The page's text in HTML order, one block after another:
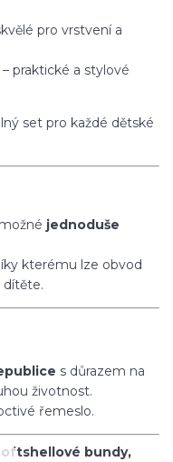
pro vrstvení a
– praktické a stylové
set pro každé dětské
jednoduše
kterému lze obvod
s důrazem na
životnost.
řemeslo.
bundy,